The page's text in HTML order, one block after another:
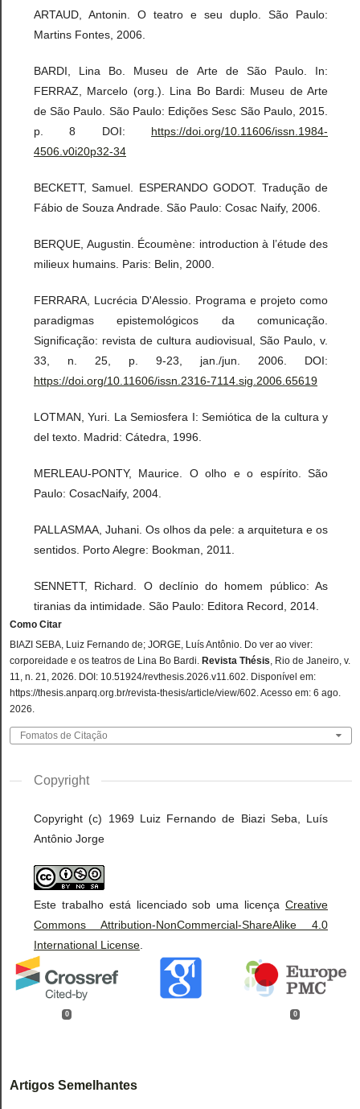
ARTAUD, Antonin. O teatro e seu duplo. São Paulo:
Martins Fontes, 2006.
BARDI, Lina Bo. Museu de Arte de São Paulo. In:
FERRAZ, Marcelo (org.). Lina Bo Bardi: Museu de Arte
de São Paulo. São Paulo: Edições Sesc São Paulo, 2015.
p. 8 DOI: https://doi.org/10.11606/issn.1984-
4506.v0i20p32-34
BECKETT, Samuel. ESPERANDO GODOT. Tradução de
Fábio de Souza Andrade. São Paulo: Cosac Naify, 2006.
BERQUE, Augustin. Écoumène: introduction à l’étude des
milieux humains. Paris: Belin, 2000.
FERRARA, Lucrécia D'Alessio. Programa e projeto como
paradigmas epistemológicos da comunicação.
Significação: revista de cultura audiovisual, São Paulo, v.
33, n. 25, p. 9-23, jan./jun. 2006. DOI:
https://doi.org/10.11606/issn.2316-7114.sig.2006.65619
LOTMAN, Yuri. La Semiosfera I: Semiótica de la cultura y
del texto. Madrid: Cátedra, 1996.
MERLEAU-PONTY, Maurice. O olho e o espírito. São
Paulo: CosacNaify, 2004.
PALLASMAA, Juhani. Os olhos da pele: a arquitetura e os
sentidos. Porto Alegre: Bookman, 2011.
SENNETT, Richard. O declínio do homem público: As
tiranias da intimidade. São Paulo: Editora Record, 2014.
Como Citar
BIAZI SEBA, Luiz Fernando de; JORGE, Luís Antônio. Do ver ao viver:
corporeidade e os teatros de Lina Bo Bardi. Revista Thésis , Rio de Janeiro, v.
11, n. 21, 2026. DOI: 10.51924/revthesis.2026.v11.602. Disponível em:
https://thesis.anparq.org.br/revista-thesis/article/view/602. Acesso em: 6 ago.
2026.
Fomatos de Citação
Copyright
Copyright (c) 1969 Luiz Fernando de Biazi Seba, Luís
Antônio Jorge
Este trabalho está licenciado sob uma licença Creative
Commons Attribution-NonCommercial-ShareAlike 4.0
International License
0 0
Artigos Semelhantes